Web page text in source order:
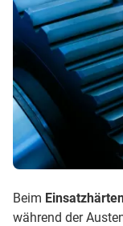
Beim
während der